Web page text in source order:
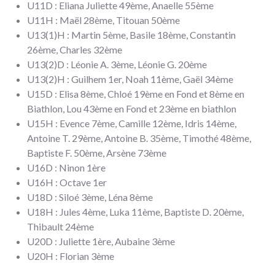
U11D : Eliana Juliette 49ème, Anaelle 55ème
U11H : Maël 28ème, Titouan 50ème
U13(1)H : Martin 5ème, Basile 18ème, Constantin
26ème, Charles 32ème
U13(2)D : Léonie A. 3ème, Léonie G. 20ème
U13(2)H : Guilhem 1er, Noah 11ème, Gaël 34ème
U15D : Elisa 8ème, Chloé 19ème en Fond et 8ème en
Biathlon, Lou 43ème en Fond et 23ème en biathlon
U15H : Evence 7ème, Camille 12ème, Idris 14ème,
Antoine T. 29ème, Antoine B. 35ème, Timothé 48ème,
Baptiste F. 50ème, Arsène 73ème
U16D : Ninon 1ère
U16H : Octave 1er
U18D : Siloé 3ème, Léna 8ème
U18H : Jules 4ème, Luka 11ème, Baptiste D. 20ème,
Thibault 24ème
U20D : Juliette 1ère, Aubaine 3ème
U20H : Florian 3ème